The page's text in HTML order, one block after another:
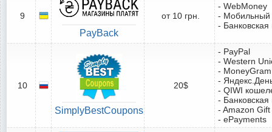
9
PayBack
от 10 грн.
- WebMoney
- Мобильный
-
10
SimplyBestCoupons
20$
- PayPal
- Western
- MoneyGram
-
- QIWI
-
- Amazon
- ePayments